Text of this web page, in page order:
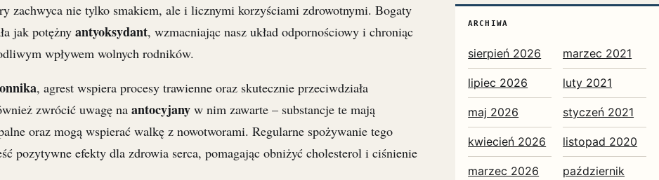
zachwyca nie tylko smakiem, ale i licznymi korzyściami zdrowotnymi. Bogaty
jak potężny antyoksydant, wzmacniając nasz układ odpornościowy i chroniąc
wpływem wolnych rodników.
, agrest wspiera procesy trawienne oraz skutecznie przeciwdziała
zwrócić uwagę na antocyjanyw nim zawarte – substancje te mają
oraz mogą wspierać walkę z nowotworami. Regularne spożywanie tego
pozytywne efekty dla zdrowia serca, pomagając obniżyć cholesterol i ciśnienie
ARCHIWA
sierpień 2026
lipiec 2026
maj 2026
kwiecień 2026
marzec 2026
marzec 2021
luty 2021
styczeń 2021
listopad 2020
październik